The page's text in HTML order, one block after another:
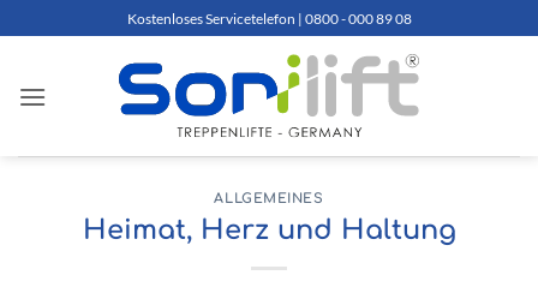
Inhalt
Kostenloses Servicetelefon | 0800 - 000 89 08
ALLGEMEINES
Heimat, Herz und Haltung